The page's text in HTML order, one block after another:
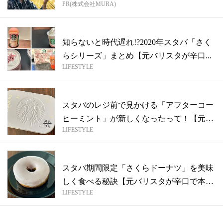
PR(株式会社MURA)
知らないと時代遅れ!?2020年スタバ「さく
らシリーズ」まとめ【元バリスタが辛口...
LIFESTYLE
スタバのレジ前で見かける「アフターコー
ヒーミント」が新しくなったって！【元バ
リス...
LIFESTYLE
スタバ期間限定「さくらドーナツ」を美味
しく食べる秘訣【元バリスタが辛口で本音
を語...
LIFESTYLE